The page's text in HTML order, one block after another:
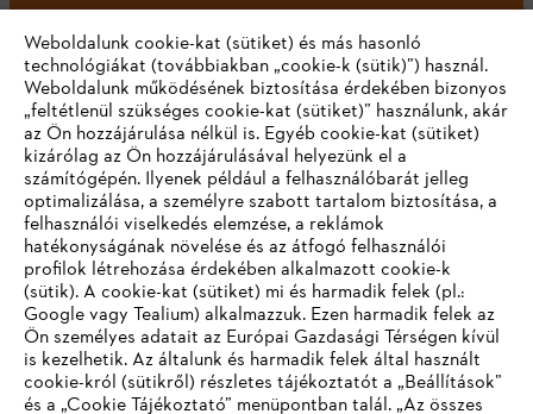
#STIHL
Vállalat
STIHL GYIK
Weboldalunk cookie-kat (sütiket) és más hasonló
technológiákat (továbbiakban „cookie-k (sütik)”) használ.
Weboldalunk működésének biztosítása érdekében bizonyos
„feltétlenül szükséges cookie-kat (sütiket)” használunk, akár
az Ön hozzájárulása nélkül is. Egyéb cookie-kat (sütiket)
kizárólag az Ön hozzájárulásával helyezünk el a
számítógépén. Ilyenek például a felhasználóbarát jelleg
optimalizálása, a személyre szabott tartalom biztosítása, a
felhasználói viselkedés elemzése, a reklámok
hatékonyságának növelése és az átfogó felhasználói
profilok létrehozása érdekében alkalmazott cookie-k
(sütik). A cookie-kat (sütiket) mi és harmadik felek (pl.:
Google vagy Tealium) alkalmazzuk. Ezen harmadik felek az
Ön személyes adatait az Európai Gazdasági Térségen kívül
is kezelhetik. Az általunk és harmadik felek által használt
cookie-król (sütikről) részletes tájékoztatót a „Beállítások”
és a „Cookie Tájékoztató” menüpontban talál. „Az összes